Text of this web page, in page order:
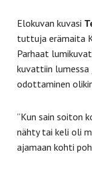
Elokuvan kuvasi
tuttuja erämaita
Parhaat
kuvattiin lumessa
odottaminen
”Kun sain soiton
nähty tai keli oli
ajamaan kohti